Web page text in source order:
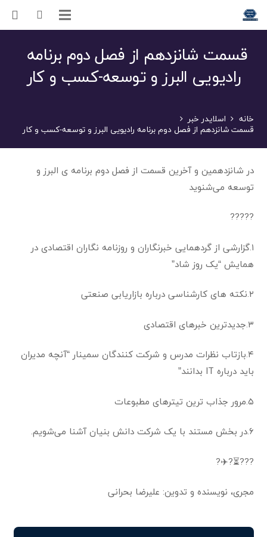
قسمت شانزدهم از فصل دوم برنامه
رادیویی البرز و توسعه-کسب و کار
خانه اسلایدر خبر
قسمت شانزدهم از فصل دوم برنامه رادیویی البرز و توسعه-کسب و کار
در شانزدهمین و آخرین قسمت از فصل دوم برنامه ی البرز و
توسعه می‌شنوید
??️???
۱.گزارشی از گردهمایی خبرنگاران و روزنامه نگاران اقتصادی در
همایش “یک روز شاد”
۲.نکته های کارشناسی درباره بازاریابی صنعتی
۳.جدیدترین خبرهای اقتصادی
۴.بازتاب نظرات مدرس و شرکت کنندگان سمینار “آنچه مدیران
باید درباره IT بدانند”
۵.مرور جذاب ترین تیترهای مطبوعات
۶.در بخش مستند با یک شرکت دانش بنیان آشنا می‌شویم.
???⏳?✈️?
مجری، نویسنده و تدوین: علیرضا بحرانی